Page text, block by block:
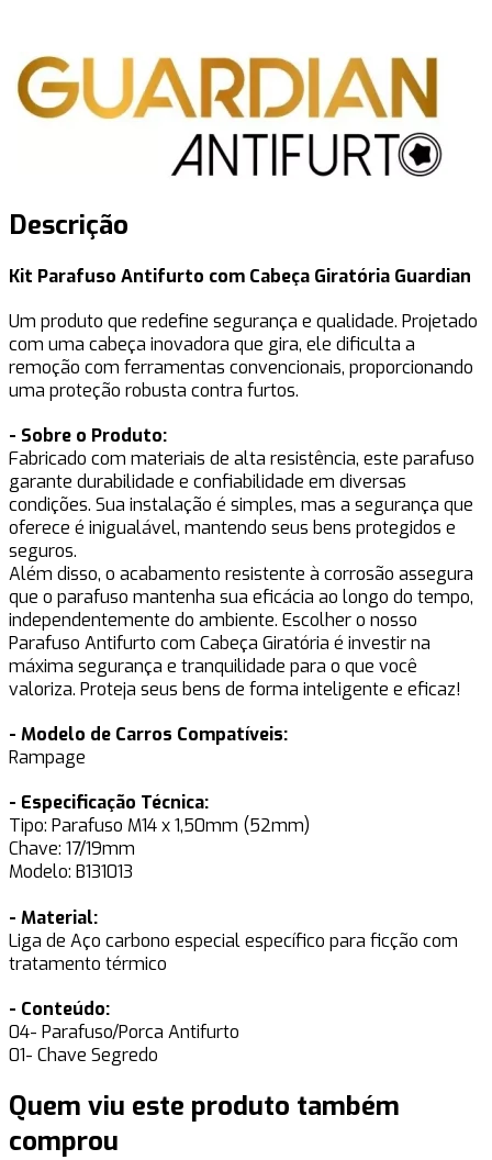
Descrição
Kit Parafuso Antifurto com Cabeça Giratória Guardian
Um produto que redefine segurança e qualidade. Projetado
com uma cabeça inovadora que gira, ele dificulta a
remoção com ferramentas convencionais, proporcionando
uma proteção robusta contra furtos.
- Sobre o Produto:
Fabricado com materiais de alta resistência, este parafuso
garante durabilidade e confiabilidade em diversas
condições. Sua instalação é simples, mas a segurança que
oferece é inigualável, mantendo seus bens protegidos e
seguros.
Além disso, o acabamento resistente à corrosão assegura
que o parafuso mantenha sua eficácia ao longo do tempo,
independentemente do ambiente. Escolher o nosso
Parafuso Antifurto com Cabeça Giratória é investir na
máxima segurança e tranquilidade para o que você
valoriza. Proteja seus bens de forma inteligente e eficaz!
- Modelo de Carros Compatíveis:
Rampage
- Especificação Técnica:
Tipo: Parafuso M14 x 1,50mm (52mm)
Chave: 17/19mm
Modelo: B131013
- Material:
Liga de Aço carbono especial específico para ficção com
tratamento térmico
- Conteúdo:
04- Parafuso/Porca Antifurto
01- Chave Segredo
Quem viu este produto também
comprou